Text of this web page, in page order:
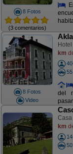
8 Fotos
(3 comentarios)
8 Fotos
Video
km
del
Casa
km